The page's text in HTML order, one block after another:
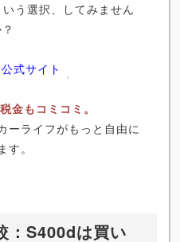
う選択、してみません
式サイト
金もコミコミ。
ーライフがもっと自由に
す。
：S400dは買い